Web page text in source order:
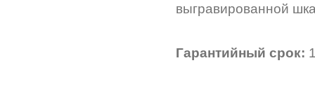
выгравированной
Гарантийный срок: